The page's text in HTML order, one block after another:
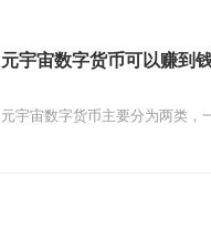
元宇宙数字货币可以赚到
元宇宙数字货币主要分为两类，